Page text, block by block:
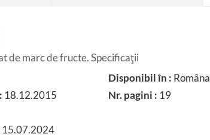
de marc de fructe. Specificaţii
18.12.2015
15.07.2024
Disponibil în : Româna
Nr. pagini : 19